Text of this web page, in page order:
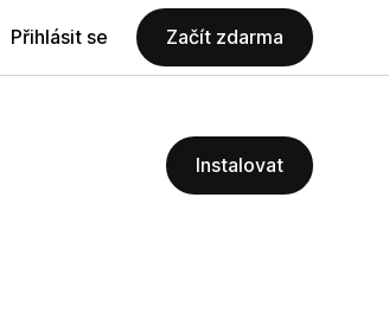
Přihlásit se Začít zdarma
Instalovat